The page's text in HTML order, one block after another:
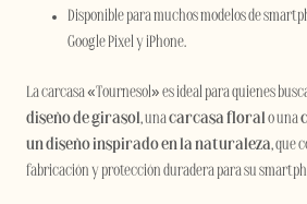
Disponible para muchos modelos de
Google Pixel y iPhone.
La carcasa «Tournesol» es ideal para quienes
diseño de girasol, unacarcasa floral o una
un diseño inspirado en la naturaleza, que
fabricación y protección duradera para su